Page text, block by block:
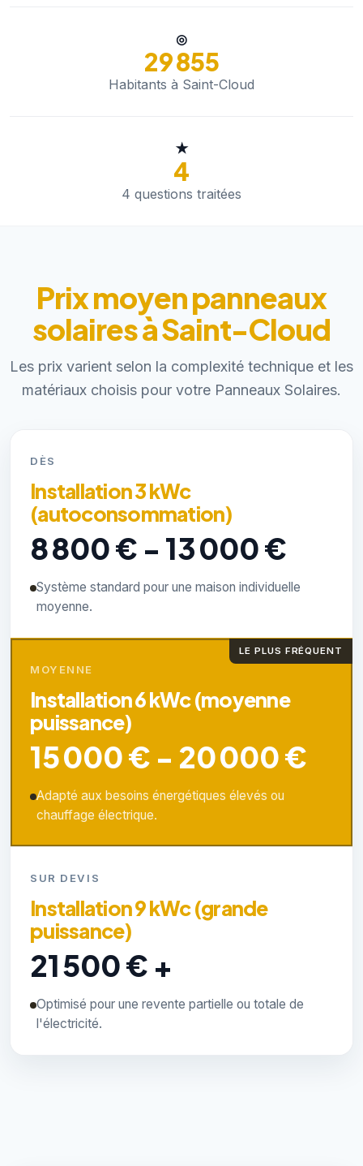
◎
29 855
Habitants à Saint-Cloud
★
4
4 questions traitées
Prix moyen panneaux
solaires à Saint-Cloud
Les prix varient selon la complexité technique et les
matériaux choisis pour votre Panneaux Solaires.
DÈS
Installation 3 kWc
(autoconsommation)
8 800 € - 13 000 €
Système standard pour une maison individuelle
moyenne.
LE PLUS FRÉQUENT
MOYENNE
Installation 6 kWc (moyenne
puissance)
15 000 € - 20 000 €
Adapté aux besoins énergétiques élevés ou
chauffage électrique.
SUR DEVIS
Installation 9 kWc (grande
puissance)
21 500 € +
Optimisé pour une revente partielle ou totale de
l'électricité.